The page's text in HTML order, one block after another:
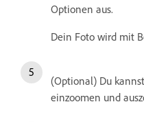
Optionen aus.
Dein Foto wird mit
(Optional) Du
einzoomen und